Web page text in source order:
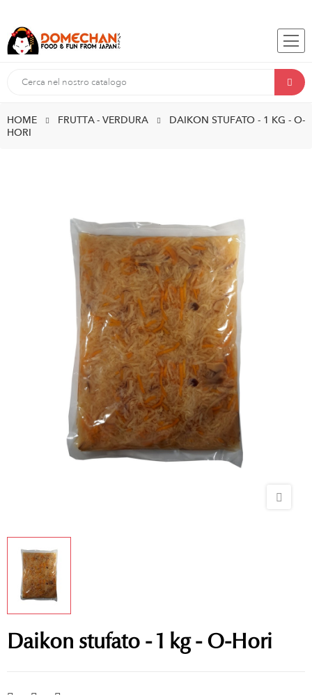
HOME FRUTTA - VERDURA
DAIKON STUFATO - 1 KG - O-
HORI
Daikon stufato - 1 kg - O-Hori